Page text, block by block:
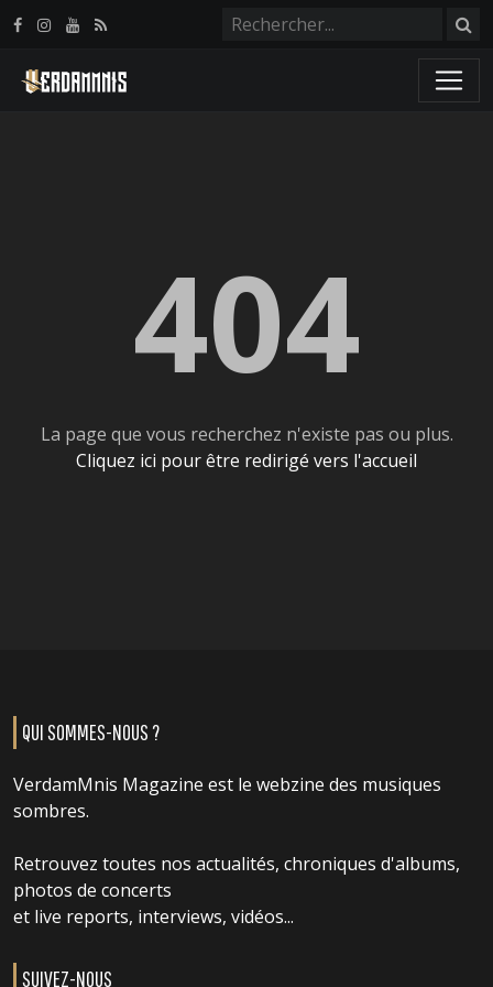
404
La page que vous recherchez n'existe pas ou plus.
Cliquez ici pour être redirigé vers l'accueil
QUI SOMMES-NOUS ?
VerdamMnis Magazine est le webzine des musiques
sombres.
Retrouvez toutes nos actualités, chroniques d'albums,
photos de concerts
et live reports, interviews, vidéos...
SUIVEZ-NOUS
Panneau de gestion des cookies